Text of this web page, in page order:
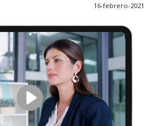
16-febrero-2021